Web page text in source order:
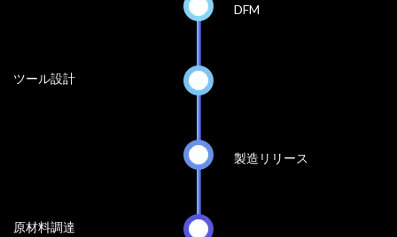
DFM
製造リリース
ツール設計
原材料調達